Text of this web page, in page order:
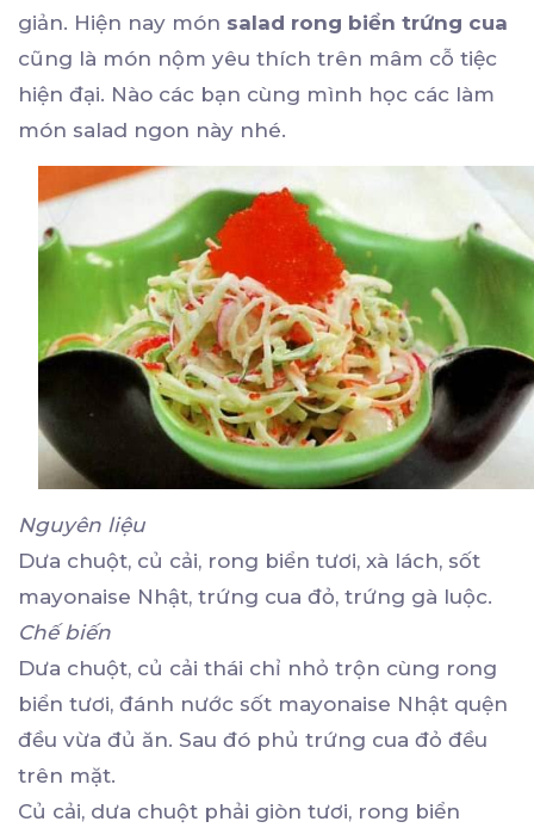
giản. Hiện nay món salad rong biển trứng cua
cũng là món nộm yêu thích trên mâm cỗ tiệc
hiện đại. Nào các bạn cùng mình học các làm
món salad ngon này nhé.
Nguyên liệu
Dưa chuột, củ cải, rong biển tươi, xà lách, sốt
mayonaise Nhật, trứng cua đỏ, trứng gà luộc.
Chế biến
Dưa chuột, củ cải thái chỉ nhỏ trộn cùng rong
biển tươi, đánh nước sốt mayonaise Nhật quện
đều vừa đủ ăn. Sau đó phủ trứng cua đỏ đều
trên mặt.
Củ cải, dưa chuột phải giòn tươi, rong biển